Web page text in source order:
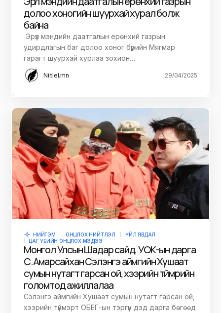
долоо хоногийн шуурхай хурал болж
байна
Эрүүл мэндийн даатгалын ерөнхий газрын
удирдлагын баг долоо хоног бүрийн Мягмар
гарагт шуурхай хурлаа зохион…
Niitlel.mn 29/04/2025
НИЙГЭМ ОНЦЛОХ НИЙТЛЭЛ
ҮЙЛ ЯВДАЛ
ЦАГ ҮЕИЙН ОНЦЛОХ МЭДЭЭ
Монгол Улсын Шадар сайд, УОК-ын дарга
С.Амарсайхан Сэлэнгэ аймгийн Хушаат
сумын нутагт гарсан ой, хээрийн түймрийн
голомтод ажиллалаа
Сэлэнгэ аймгийн Хушаат сумын нутагт гарсан ой,
хээрийн түймэрт ОБЕГ-ын тэргүүн дэд дарга бөгөөд